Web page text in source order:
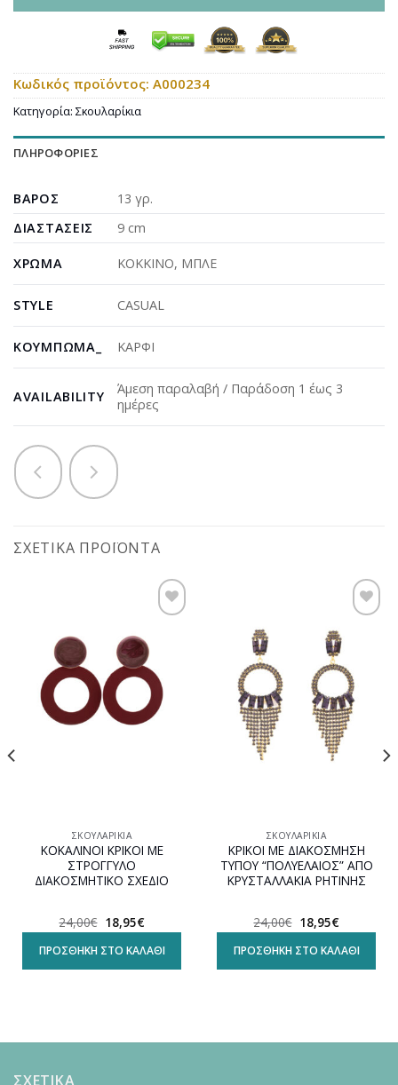
Κωδικός προϊόντος: A000234
Κατηγορία: Σκουλαρίκια
ΠΛΗΡΟΦΟΡΊΕΣ
ΒΆΡΟΣ
13 γρ.
ΔΙΑΣΤΆΣΕΙΣ
9 cm
ΧΡΏΜΑ ΚΟΚΚΙΝΟ, ΜΠΛΕ
STYLE CASUAL
ΚΟΎΜΠΩΜΑ_ ΚΑΡΦΙ
AVAILABILITY
Άμεση παραλαβή / Παράδοση 1 έως 3
ημέρες
ΣΧΕΤΙΚΆ ΠΡΟΪΌΝΤΑ
Προσθήκη
στη
wishlist
ΣΚΟΥΛΑΡΊΚΙΑ
ΚΟΚΑΛΙΝΟΙ ΚΡΙΚΟΙ ΜΕ
ΣΤΡΟΓΓΥΛΟ
ΔΙΑΚΟΣΜΗΤΙΚΟ ΣΧΕΔΙΟ
24,00€ Original
price
was:
24,00€.
18,95€Η
τρέχουσα
τιμή
είναι:
18,95€.
ΠΡΟΣΘΉΚΗ ΣΤΟ ΚΑΛΆΘΙ
Προσθήκη
wishlist
ΣΚΟΥΛΑΡΊΚΙΑ
ΚΡΙΚΟΙ ΜΕ ΔΙΑΚΟΣΜΗΣΗ
ΤΥΠΟΥ “ΠΟΛΥΕΛΑΙΟΣ” ΑΠΟ
ΚΡΥΣΤΑΛΛΑΚΙΑ ΡΗΤΙΝΗΣ
24,00€ Original
price
was:
24,00€.
18,95€Η
τρέχουσα
τιμή
είναι:
18,95€.
ΠΡΟΣΘΉΚΗ ΣΤΟ ΚΑΛΆΘΙ
ΣΧΕΤΙΚΑ